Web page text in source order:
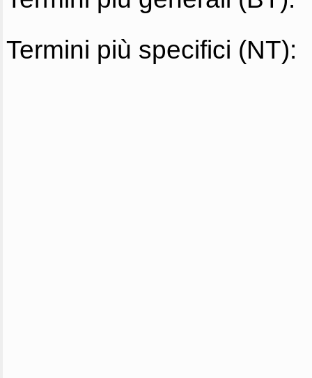
Termini più specifici (NT):